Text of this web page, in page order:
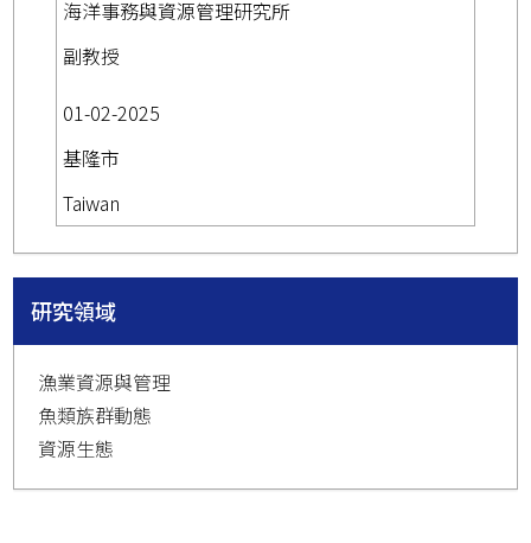
海洋事務與資源管理研究所
副教授
01-02-2025
基隆市
Taiwan
研究領域
漁業資源與管理
魚類族群動態
資源生態